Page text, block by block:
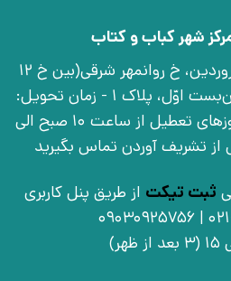
شهر کباب و کتاب
تهران، خ انقلاب، خ 12 فروردین، خ روانمهر شرقی(بین خ 12
فروردین و خ فخر رازی)، بن‌بست اوّل، پلاک 1 - زمان تحویل:
شنبه تا چهارشنبه به جز روزهای تعطیل از ساعت 10 صبح الی
ثبت تیکت از طریق پنل کاربری